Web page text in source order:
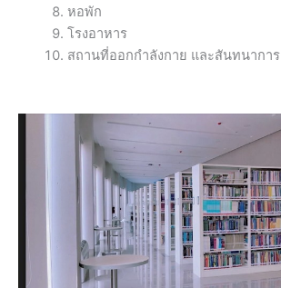
หอพัก
โรงอาหาร
สถานที่ออกกำลังกาย และสันทนาการ